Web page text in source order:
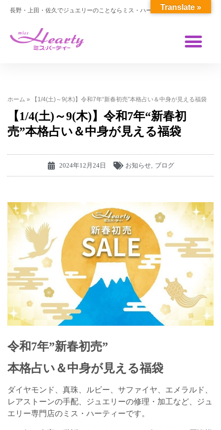
長野・上田・佐久でジュエリーのことならミス・ハーティー
ホーム » 【1/4(土)～9(木)】令和7年“新春初売”本格占い＆中身が見える福袋
【1/4(土)～9(木)】令和7年“新春初
売”本格占い＆中身が見える福袋
2024年12月24日 お知らせ, ブログ
令和7年”新春初売”
本格占い＆中身が見える福袋
ダイヤモンド、真珠、ルビー、サファイヤ、エメラルド、
レアストーンの手配、ジュエリーの修理・加工など、ジュ
エリー専門店のミス・ハーティーです。
Translate »